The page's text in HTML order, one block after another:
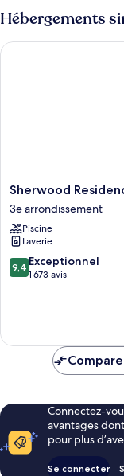
Premier
Suite
type
de
Premier
Hébergements
Sherwood
Residence
3e
arrondissement
Sherwood
3e arrondissement
Piscine
Laverie
9.4
sur
9,4 Exceptionnel
1 673 avis
Sherwood Residence
Connectez-
avantages
pour plus
Se connecter